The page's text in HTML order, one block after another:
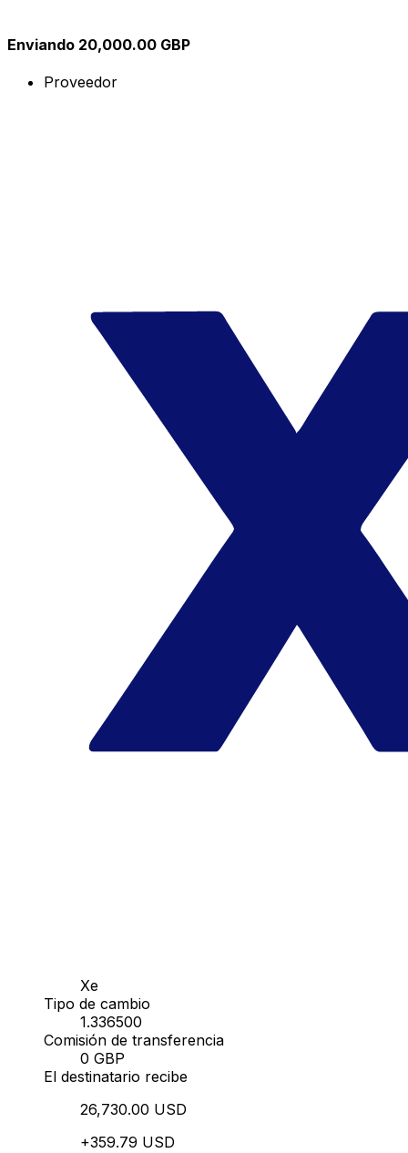
Enviando 20,000.00 GBP
Proveedor
Xe
Tipo de cambio
1.336500
Comisión de transferencia
0 GBP
El destinatario recibe
26,730.00 USD
+359.79 USD